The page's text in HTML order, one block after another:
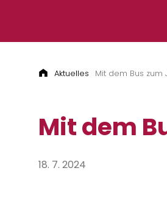
Aktuelles Mit dem Bus zum
Mit dem
18. 7. 2024